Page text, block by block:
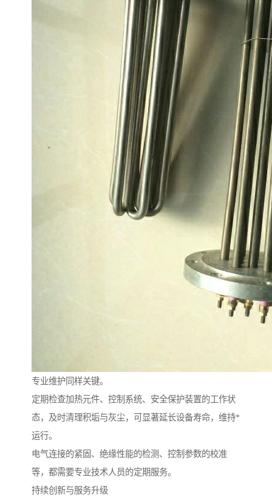
专业维护同样关键。
定期检查加热元件、控制系统、安全保护装置的工作状
态，及时清理积垢与灰尘，可显著延长设备寿命，维持*
运行。
电气连接的紧固、绝缘性能的检测、控制参数的校准
等，都需要专业技术人员的定期服务。
持续创新与服务升级